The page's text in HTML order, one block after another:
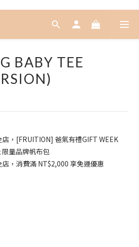
BABY TEE
店，[FRUITION] 爸氣有禮GIFT WEEK
量品牌帆布包
店，消費滿 NT$2,000 享免運優惠